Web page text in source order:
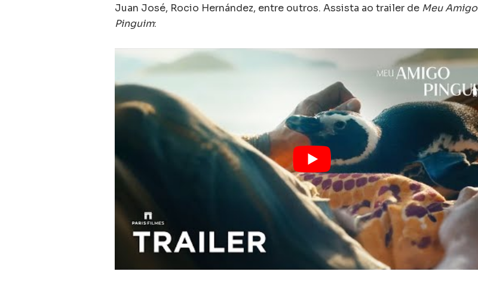
Juan José, Rocio Hernández, entre outros. Assista ao trailer de Meu Amigo
Pinguim: